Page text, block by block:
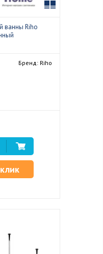
ванны Riho
Бренд: Riho